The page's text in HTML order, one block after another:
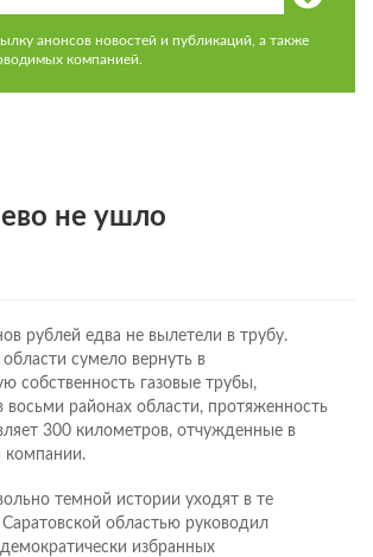
анонсов новостей и публикаций, а также
компанией.
не ушло
рублей едва не вылетели в трубу.
области сумело вернуть в
собственность газовые трубы,
районах области, протяженность
300 километров, отчужденные в
компании.
темной истории уходят в те
Саратовской областью руководил
избранных